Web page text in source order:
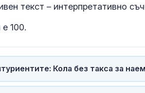
текст – интерпретативно
100.
Кола без такса за